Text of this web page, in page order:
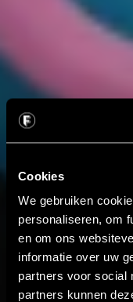
Cookies
We gebruiken
personaliseren, om
en om ons
informatie over uw
partners voor social
partners kunnen